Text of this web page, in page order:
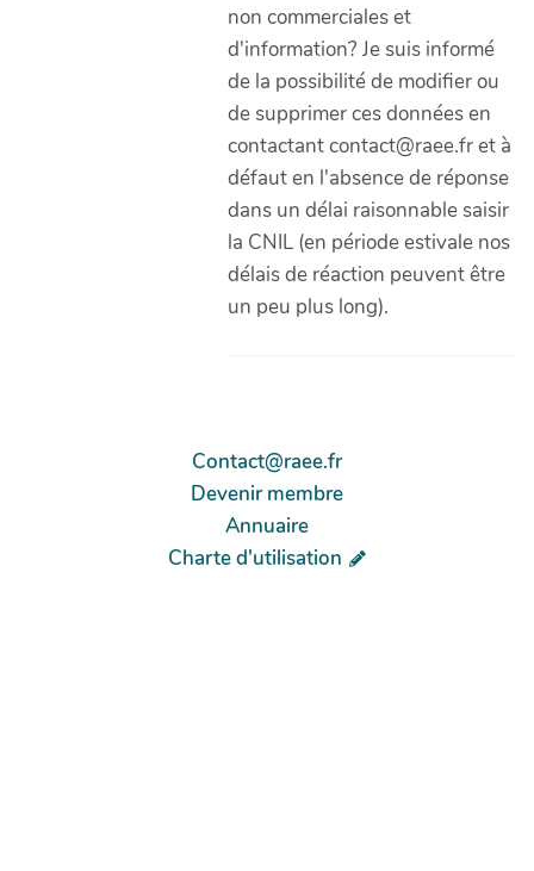
non commerciales et
d'information? Je suis informé
de la possibilité de modifier ou
de supprimer ces données en
contactant contact@raee.fr et à
défaut en l'absence de réponse
dans un délai raisonnable saisir
la CNIL (en période estivale nos
délais de réaction peuvent être
un peu plus long).
Contact@raee.fr
Devenir membre
Annuaire
Charte d'utilisation